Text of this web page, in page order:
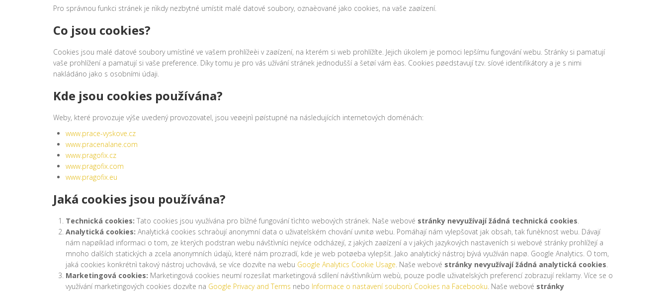
Pro správnou funkci stránek je nìkdy nezbytné umístit malé datové soubory, oznaèované jako cookies, na vaše zaøízení.
Co jsou cookies?
Cookies jsou malé datové soubory umístìné ve vašem prohlížeèi v zaøízení, na kterém si web prohlížíte. Jejich úkolem je pomoci lepšímu fungování webu. Stránky si pamatují
vaše prohlížení a pamatují si vaše preference. Díky tomu je pro vás užívání stránek jednodušší a šetøí vám èas. Cookies pøedstavují tzv. síové identifikátory a je s nimi
nakládáno jako s osobními údaji.
Kde jsou cookies používána?
Weby, které provozuje výše uvedený provozovatel, jsou veøejnì pøístupné na následujících internetových doménách:
www.prace-vyskove.cz
www.pracenalane.com
www.pragofix.cz
www.pragofix.com
www.pragofix.eu
Jaká cookies jsou používána?
Technická cookies: Tato cookies jsou využívána pro bìžné fungování tìchto webových stránek. Naše webové stránky nevyužívají žádná technická cookies.
Analytická cookies: Analytická cookies schraòují anonymní data o uživatelském chování uvnitø webu. Pomáhají nám vylepšovat jak obsah, tak funèknost webu. Dávají
nám napøíklad informaci o tom, ze kterých podstran webu návštìvníci nejvíce odcházejí, z jakých zaøízení a v jakých jazykových nastaveních si webové stránky prohlížejí a
mnoho dalších statických a zcela anonymních údajù, které nám prozradí, kde je web potøeba vylepšit. Jako analytický nástroj bývá využíván napø. Google Analytics. O tom,
jaká cookies konkrétnì takový nástroj uchovává, se více dozvíte na webu Google Analytics Cookie Usage. Naše webové stránky nevyužívají žádná analytická cookies.
Marketingová cookies: Marketingová cookies neumí rozesílat marketingová sdìlení návštìvníkùm webù, pouze podle uživatelských preferencí zobrazují reklamy. Více se o
využívání marketingových cookies dozvíte na Google Privacy and Terms nebo Informace o nastavení souborù Cookies na Facebooku. Naše webové stránky